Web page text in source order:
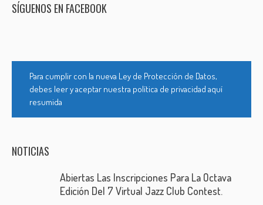
SÍGUENOS EN FACEBOOK
Para cumplir con la nueva Ley de Protección de Datos,
debes leer y aceptar nuestra política de privacidad aquí
resumida
NOTICIAS
Abiertas Las Inscripciones Para La Octava
Edición Del 7 Virtual Jazz Club Contest.